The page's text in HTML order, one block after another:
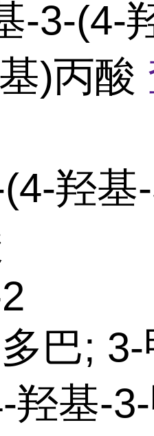
-3-(4-
)丙酸
羟基
巴;
羟基-